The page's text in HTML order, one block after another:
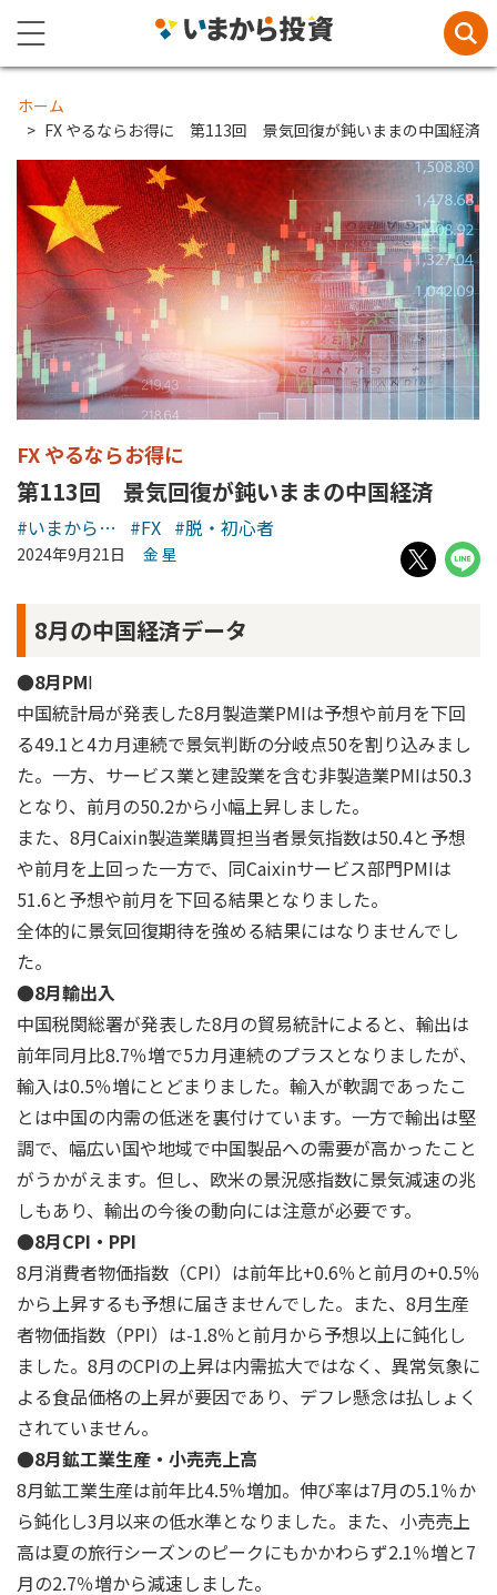
ホーム
FX やるならお得に 第113回 景気回復が鈍いままの中国経済
FX やるならお得に
第113回 景気回復が鈍いままの中国経済
#いまから… #FX #脱・初心者
2024年9月21日 金 星
8月の中国経済データ
●8月PMI
中国統計局が発表した8月製造業PMIは予想や前月を下回
る49.1と4カ月連続で景気判断の分岐点50を割り込みまし
た。一方、サービス業と建設業を含む非製造業PMIは50.3
となり、前月の50.2から小幅上昇しました。
また、8月Caixin製造業購買担当者景気指数は50.4と予想
や前月を上回った一方で、同Caixinサービス部門PMIは
51.6と予想や前月を下回る結果となりました。
全体的に景気回復期待を強める結果にはなりませんでし
た。
●8月輸出入
中国税関総署が発表した8月の貿易統計によると、輸出は
前年同月比8.7％増で5カ月連続のプラスとなりましたが、
輸入は0.5％増にとどまりました。輸入が軟調であったこ
とは中国の内需の低迷を裏付けています。一方で輸出は堅
調で、幅広い国や地域で中国製品への需要が高かったこと
がうかがえます。但し、欧米の景況感指数に景気減速の兆
しもあり、輸出の今後の動向には注意が必要です。
●8月CPI・PPI
8月消費者物価指数（CPI）は前年比+0.6％と前月の+0.5％
から上昇するも予想に届きませんでした。また、8月生産
者物価指数（PPI）は-1.8％と前月から予想以上に鈍化し
ました。8月のCPIの上昇は内需拡大ではなく、異常気象に
よる食品価格の上昇が要因であり、デフレ懸念は払しょく
されていません。
●8月鉱工業生産・小売売上高
8月鉱工業生産は前年比4.5％増加。伸び率は7月の5.1％か
ら鈍化し3月以来の低水準となりました。また、小売売上
高は夏の旅行シーズンのピークにもかかわらず2.1％増と7
月の2.7％増から減速しました。